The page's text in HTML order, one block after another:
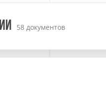
58 документов